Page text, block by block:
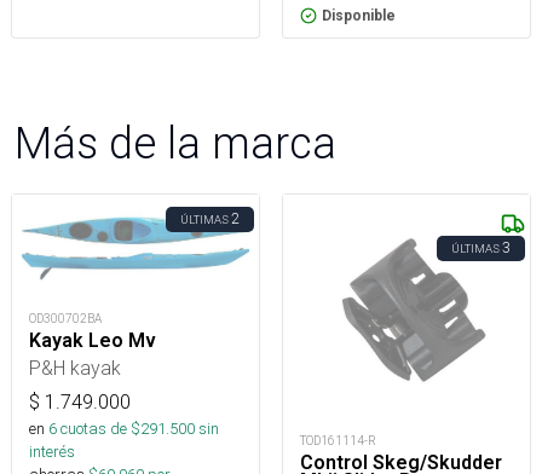
Disponible
Más de la marca
ÚLTIMAS2
OD300702BA
Kayak Leo Mv
P&H kayak
$ 1.749.000
en 6cuotas de $291.500sin
interés
ÚLTIMAS3
TOD161114-R
Control Skeg/Skudder